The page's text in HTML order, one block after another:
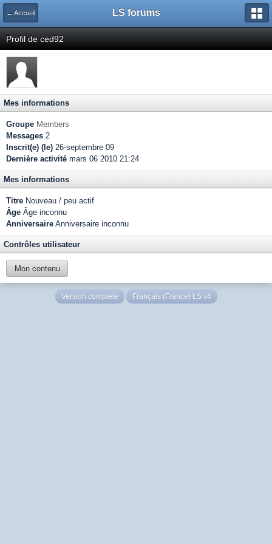
← Accueil LS forums
Profil de ced92
Mes informations
Groupe Members
Messages 2
Inscrit(e) (le) 26-septembre 09
Dernière activité mars 06 2010 21:24
Mes informations
Titre Nouveau / peu actif
Âge Âge inconnu
Anniversaire Anniversaire inconnu
Contrôles utilisateur
Mon contenu
Version complète Français (France) LS v4